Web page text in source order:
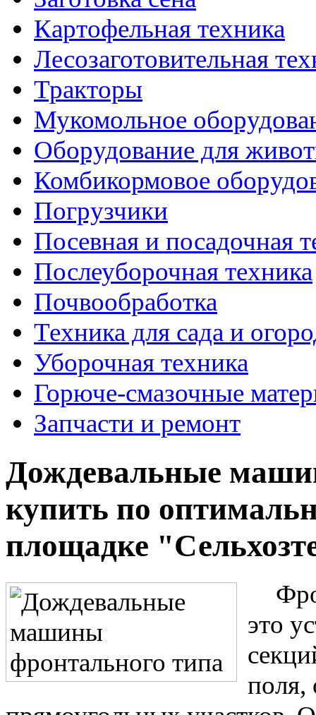
Картофельная техника
Лесозаготовительная
Тракторы
Мукомольное
Оборудование для
Комбикормовое
Погрузчики
Посевная и посадочная
Послеуборочная техника
Почвообработка
Техника для сада и
Уборочная техника
Горюче-смазочные
Запчасти и ремонт
Дождевальные
купить по
площадке
это
поля,